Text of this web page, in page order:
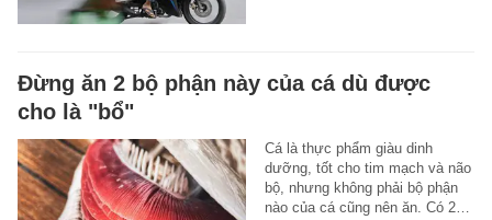
Đừng ăn 2 bộ phận này của cá dù được
cho là "bổ"
Cá là thực phẩm giàu dinh
dưỡng, tốt cho tim mạch và não
bộ, nhưng không phải bộ phận
nào của cá cũng nên ăn. Có 2…